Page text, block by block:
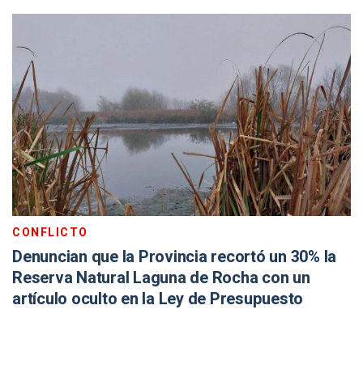
CONFLICTO
Denuncian que la Provincia recortó un 30% la
Reserva Natural Laguna de Rocha con un
artículo oculto en la Ley de Presupuesto